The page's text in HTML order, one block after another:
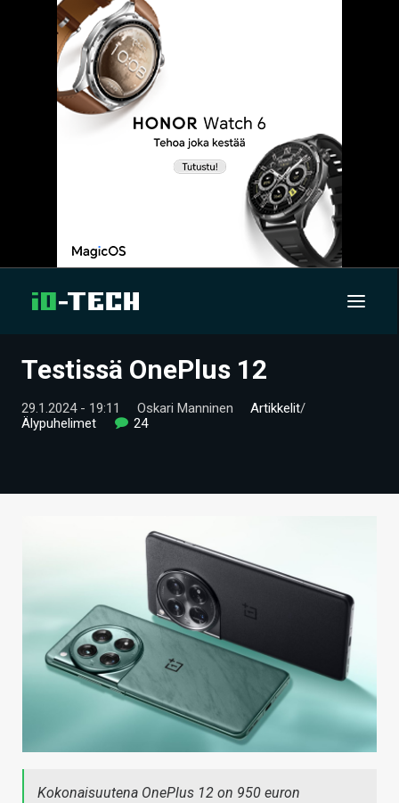
UUTISET
ARTIKKELIT
TECHBBS
VAIHDA TEEMA
Testissä OnePlus 12
29.1.2024 - 19:11 Oskari Manninen Artikkelit/
Älypuhelimet
24
Kokonaisuutena OnePlus 12 on 950 euron